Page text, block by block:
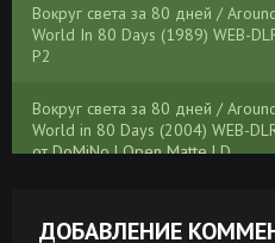
Вокруг света за 80 дней /
World In 80 Days (1989) WEB-
P2
Вокруг света за 80 дней /
World in 80 Days (2004) WEB-
от DoMiNo | Open Matte | D
Вокруг света за 80 дней (2024)
ДОБАВЛЕНИЕ